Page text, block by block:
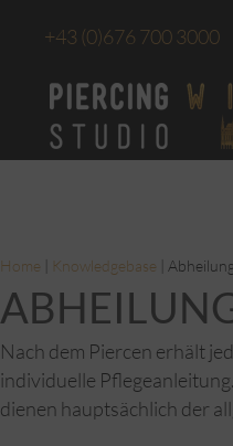
+43 (0)676 700 3000
Home Knowledgebase
Nach dem Piercen erhält
individuelle
dienen hauptsächlich der